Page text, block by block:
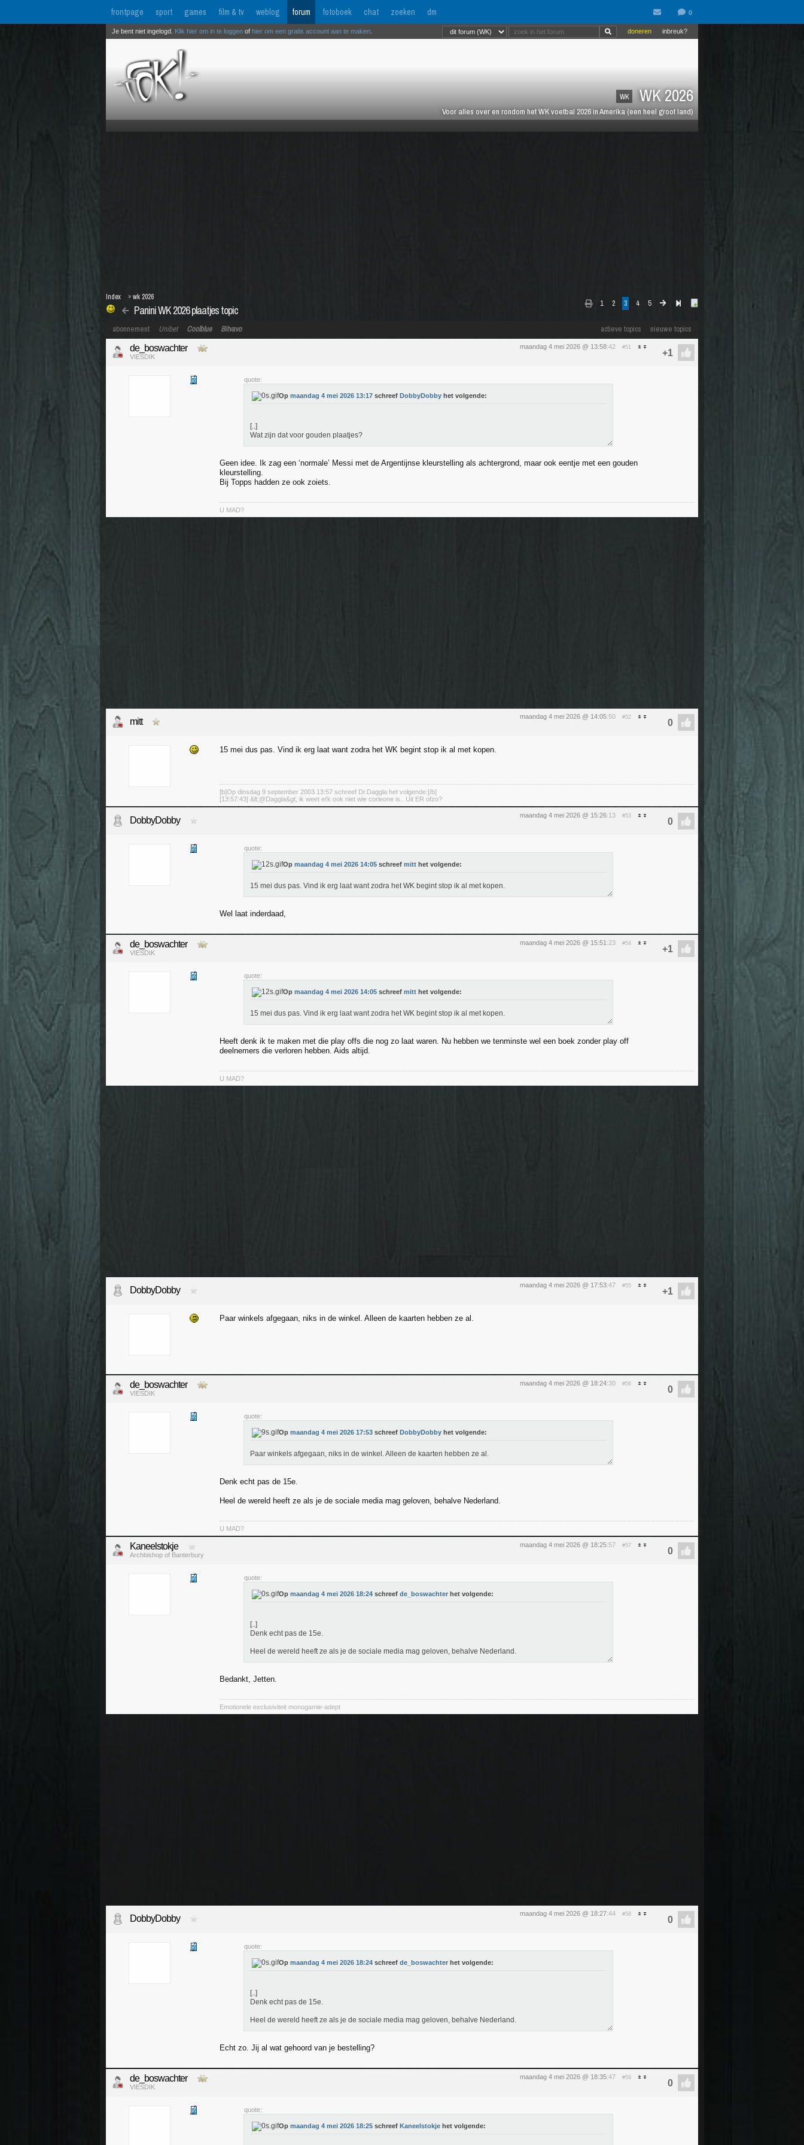
frontpage sport games film & tv weblog forum fotoboek chat zoeken dm
WK WK 2026
Voor alles over en rondom het WK voetbal 2026 in Amerika (een heel groot land)
inbreuk?
doneren
Je bent niet ingelogd. Klik hier om in te loggen of hier om een gratis account aan te maken
1 2 3 4 5
Panini WK 2026 plaatjes topic
Index »wk 2026
actieve topics nieuwe topics
abonnement Unibet Coolblue Bitvavo
maandag 4 mei 2026 @ 13:58:42 #51
de_boswachter
VIESDIK
quote:
Op maandag 4 mei 2026 13:17 schreef DobbyDobby het volgende:
[..]
Wat zijn dat voor gouden plaatjes?
Geen idee. Ik zag een ‘normale’ Messi met de Argentijnse kleurstelling als achtergrond, maar ook eentje met een gouden
kleurstelling.
Bij Topps hadden ze ook zoiets.
U MAD?
maandag 4 mei 2026 @ 14:05:50 #52
mitt
15 mei dus pas. Vind ik erg laat want zodra het WK begint stop ik al met kopen.
[b]Op dinsdag 9 september 2003 13:57 schreef Dr.Daggla het volgende:[/b]
[13:57:43] &lt;@Daggla&gt; ik weet ei'k ook niet wie corleone is.. Uit ER ofzo?
maandag 4 mei 2026 @ 15:26:13 #53
DobbyDobby
quote:
Op maandag 4 mei 2026 14:05 schreef mitt het volgende:
15 mei dus pas. Vind ik erg laat want zodra het WK begint stop ik al met kopen.
Wel laat inderdaad,
maandag 4 mei 2026 @ 15:51 :23 #54
de_boswachter
VIESDIK
quote:
Op maandag 4 mei 2026 14:05 schreef mitt het volgende:
15 mei dus pas. Vind ik erg laat want zodra het WK begint stop ik al met kopen.
Heeft denk ik te maken met die play offs die nog zo laat waren. Nu hebben we tenminste wel een boek zonder play off
deelnemers die verloren hebben. Aids altijd.
U MAD?
maandag 4 mei 2026 @ 17:53:47 #55
DobbyDobby
Paar winkels afgegaan, niks in de winkel. Alleen de kaarten hebben ze al.
maandag 4 mei 2026 @ 18:24:30 #56
de_boswachter
VIESDIK
quote:
Op maandag 4 mei 2026 17:53 schreef DobbyDobby het volgende:
Paar winkels afgegaan, niks in de winkel. Alleen de kaarten hebben ze al.
Denk echt pas de 15e.
Heel de wereld heeft ze als je de sociale media mag geloven, behalve Nederland.
U MAD?
maandag 4 mei 2026 @ 18:25:57 #57
Kaneelstokje
Archbishop of Banterbury
quote:
Op maandag 4 mei 2026 18:24 schreef de_boswachter het volgende:
[..]
Denk echt pas de 15e.
Heel de wereld heeft ze als je de sociale media mag geloven, behalve Nederland.
Bedankt, Jetten.
Emotionele exclusiviteit monogamie-adept
maandag 4 mei 2026 @ 18:27:44 #58
DobbyDobby
quote:
Op maandag 4 mei 2026 18:24 schreef de_boswachter het volgende:
[..]
Denk echt pas de 15e.
Heel de wereld heeft ze als je de sociale media mag geloven, behalve Nederland.
Echt zo. Jij al wat gehoord van je bestelling?
maandag 4 mei 2026 @ 18:35:47 #59
de_boswachter
VIESDIK
quote:
Op maandag 4 mei 2026 18:25 schreef Kaneelstokje het volgende: